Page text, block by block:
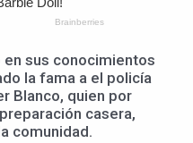
en sus conocimientos
la fama a el policía
Blanco, quien por
casera,
comunidad.